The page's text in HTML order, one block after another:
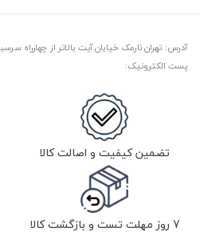
پست الکترونیک:
تضمین کیفیت و اصالت کالا
7 روز مهلت تست و بازگشت کالا